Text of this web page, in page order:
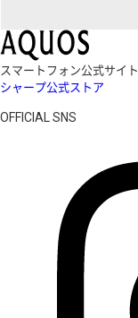
スマートフォン公式サイト
シャープ公式ストア
OFFICIAL SNS